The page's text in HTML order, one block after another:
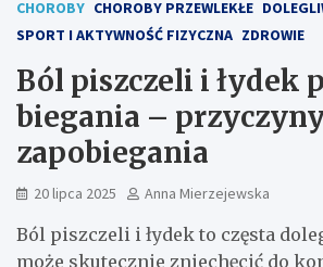
CHOROBY CHOROBY PRZEWLEKŁE
SPORT I AKTYWNOŚĆ FIZYCZNA ZDROWIE
Ból piszczeli i łydek
biegania –
zapobiegania
20 lipca 2025 Anna Mierzejewska
Ból piszczeli i łydek to częsta
może skutecznie zniechęcić do